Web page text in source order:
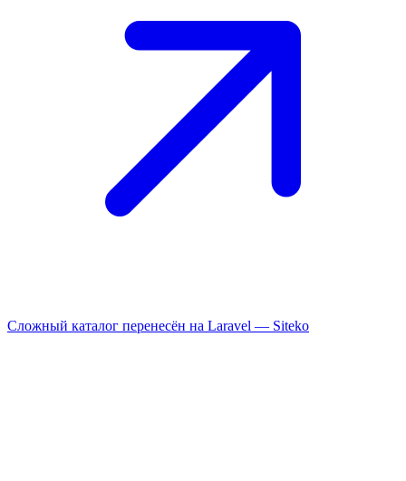
Сложный каталог перенесён на Laravel — Siteko